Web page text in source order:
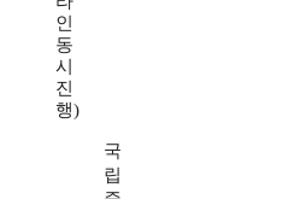
인
동
시
진
행)
국
립